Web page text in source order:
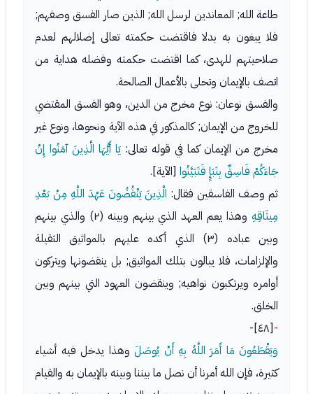
طاعة الله; المعاندين لرسل الله; الذين صار الفسق وصفهم;
فلا يبغون به بدلا فاقتضت حكمته تعالى إضلالهم لعدم
صلاحيتهم للهدى، كما اقتضت حكمته وفضله هداية من
اتصف بالإيمان وتحلى بالأعمال الصالحة.
والفسق نوعان: نوع مخرج من الدين، وهو الفسق المقتضي
للخروج من الإيمان; كالمذكور في هذه الآية ونحوها، ونوع غير
مخرج من الإيمان كما في قوله تعالى: يَا أَيُّهَا الَّذِينَ آمَنُوا إِنْ
جَاءَكُمْ فَاسِقٌ بِنَبَإٍ فَتَبَيَّنُوا [الآية].
ثم وصف الفاسقين فقال: الَّذِينَ يَنْقُضُونَ عَهْدَ اللَّهِ مِنْ بَعْدِ
مِيثَاقِهِ
وهذا يعم العهد الذي بينهم وبينه (٢) والذي بينهم
وبين عباده (٣) الذي أكده عليهم بالمواثيق الثقيلة
والإلزامات، فلا يبالون بتلك المواثيق; بل ينقضونها ويتركون
أوامره ويرتكبون نواهيه; وينقضون العهود التي بينهم وبين
الخلق.
-[٤٨]-
وَيَقْطَعُونَ مَا أَمَرَ اللَّهُ بِهِ أَنْ يُوصَلَ وهذا يدخل فيه أشياء
كثيرة، فإن الله أمرنا أن نصل ما بيننا وبينه بالإيمان به والقيام